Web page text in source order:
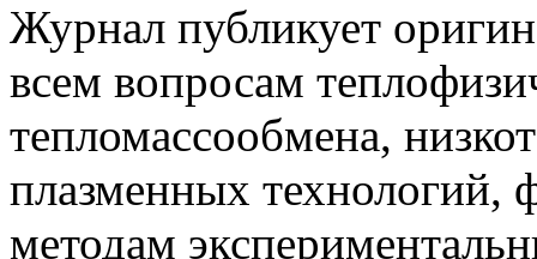
Журнал публикует
всем вопросам
тепломассообмена,
плазменных технологий,
методам